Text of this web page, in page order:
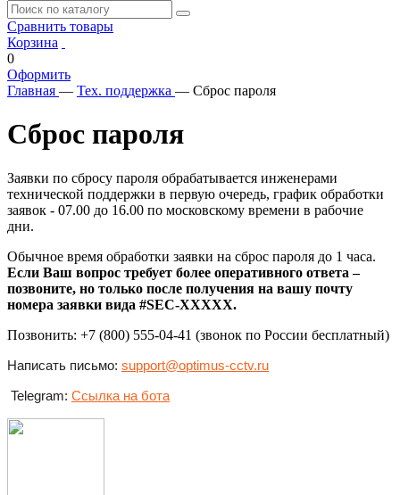
Сравнить товары
Корзина
0
Оформить
Главная — Тех. поддержка — Сброс пароля
Сброс пароля
Заявки по сбросу пароля обрабатывается инженерами
технической поддержки в первую очередь, график обработки
заявок - 07.00 до 16.00 по московскому времени в рабочие
дни.
Обычное время обработки заявки на сброс пароля до 1 часа.
Если Ваш вопрос требует более оперативного ответа –
позвоните, но только после получения на вашу почту
номера заявки вида #SEC-XXXXX.
Позвонить: +7 (800) 555-04-41 (звонок по России бесплатный)
Написать письмо: support@optimus-cctv.ru
Telegram: Ссылка на бота